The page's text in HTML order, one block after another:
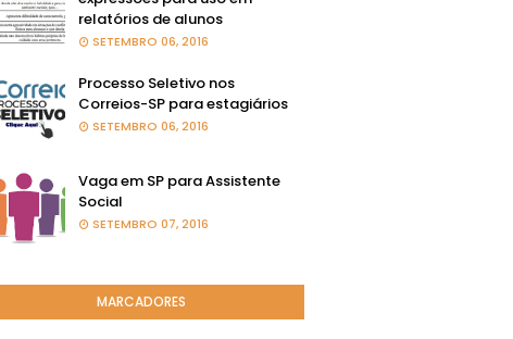
relatórios de alunos
SETEMBRO 06, 2016
Processo Seletivo nos
Correios-SP para estagiários
SETEMBRO 06, 2016
Vaga em SP para Assistente
Social
SETEMBRO 07, 2016
MARCADORES